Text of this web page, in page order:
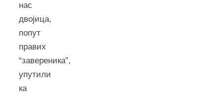
нас
двојица,
попут
правих
“завереника”,
упутили
ка